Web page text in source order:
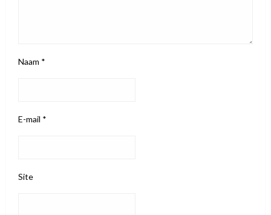
Naam *
E-mail *
Site